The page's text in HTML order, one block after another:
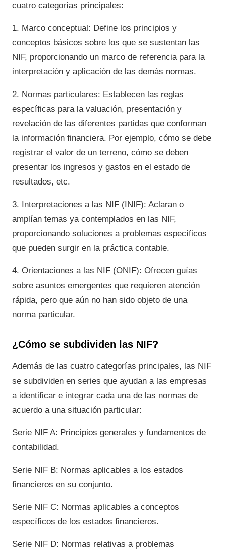
cuatro categorías principales:
1. Marco conceptual: Define los principios y
conceptos básicos sobre los que se sustentan las
NIF, proporcionando un marco de referencia para la
interpretación y aplicación de las demás normas.
2. Normas particulares: Establecen las reglas
específicas para la valuación, presentación y
revelación de las diferentes partidas que conforman
la información financiera. Por ejemplo, cómo se debe
registrar el valor de un terreno, cómo se deben
presentar los ingresos y gastos en el estado de
resultados, etc.
3. Interpretaciones a las NIF (INIF): Aclaran o
amplían temas ya contemplados en las NIF,
proporcionando soluciones a problemas específicos
que pueden surgir en la práctica contable.
4. Orientaciones a las NIF (ONIF): Ofrecen guías
sobre asuntos emergentes que requieren atención
rápida, pero que aún no han sido objeto de una
norma particular.
¿Cómo se subdividen las NIF?
Además de las cuatro categorías principales, las NIF
se subdividen en series que ayudan a las empresas
a identificar e integrar cada una de las normas de
acuerdo a una situación particular:
Serie NIF A: Principios generales y fundamentos de
contabilidad.
Serie NIF B: Normas aplicables a los estados
financieros en su conjunto.
Serie NIF C: Normas aplicables a conceptos
específicos de los estados financieros.
Serie NIF D: Normas relativas a problemas